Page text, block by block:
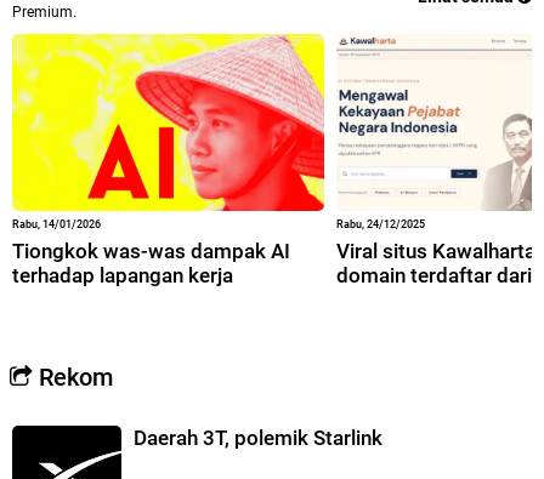
Premium.
Rabu, 14/01/2026
Tiongkok was-was dampak AI
terhadap lapangan kerja
Rabu, 24/12/2025
Viral situs
domain terdaftar dari
Rekom
Daerah 3T, polemik Starlink